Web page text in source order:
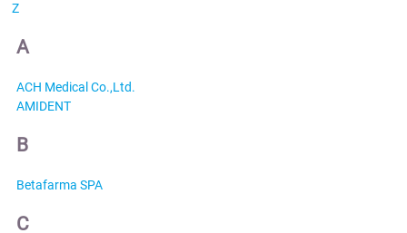
Z
A
ACH Medical Co.,Ltd.
AMIDENT
B
Betafarma SPA
C